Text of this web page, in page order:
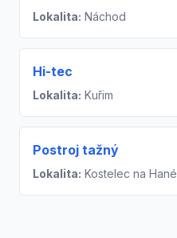
Lokalita: Náchod
Hi-tec
Lokalita: Kuřim
Postroj tažný
Lokalita: Kostelec na Hané